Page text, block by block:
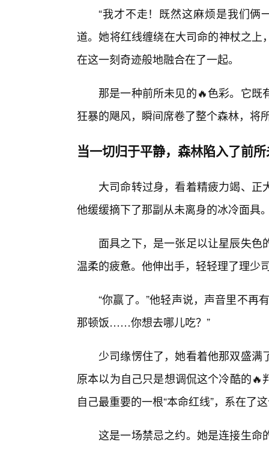
“我才不走！既然这麻烦是我们俩
道。她将红线缠绕在大司命的神杖之
在这一刻奇迹般地融合在了一起。
那是一种前所未见的🔥色彩。它
狂暴的飓风，瞬间席卷了整个森林，将
当一切归于平静，森林陷入了前
大司命转过身，看着精疲力竭、
他缓缓摘下了那副从未离身的冰冷面具
面具之下，是一张足以让星辰失
温柔的疲惫。他伸出手，轻轻理了理少
“你赢了。”他轻声说，声音里不再
那顿饭……你想去哪儿吃？”
少司缘愣住了，她看着他那双盛满
原本以为自己只是想调侃这个冷酷的
自己最重要的一根“本命红线”，系在了
这是一场禁忌之约。她是连接生命